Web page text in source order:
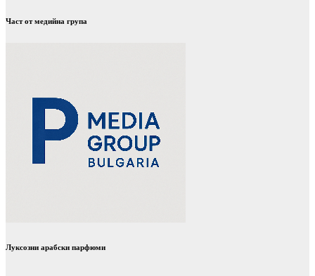
Част от медийна група
Луксозни арабски парфюми